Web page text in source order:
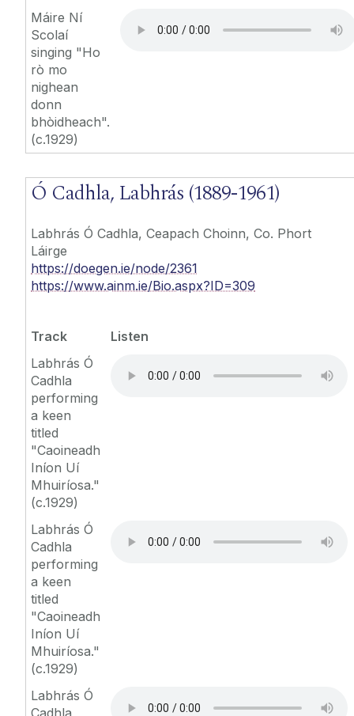
Máire Ní
Scolaí
singing "Ho
rò mo
nighean
donn
bhòidheach".
(c.1929)
Ó Cadhla, Labhrás (1889-1961)
Labhrás Ó Cadhla, Ceapach Choinn, Co. Phort
Láirge
https://doegen.ie/node/2361
https://www.ainm.ie/Bio.aspx?ID=309
Track
Listen
Labhrás Ó
Cadhla
performing
a keen
titled
"Caoineadh
Iníon Uí
Mhuiríosa."
(c.1929)
Labhrás Ó
Cadhla
performing
a keen
titled
"Caoineadh
Iníon Uí
Mhuiríosa."
(c.1929)
Labhrás Ó